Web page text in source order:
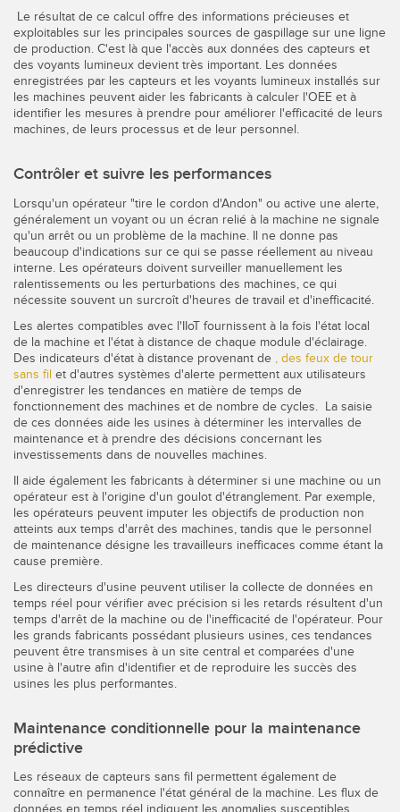
Le résultat de ce calcul offre des informations précieuses et
exploitables sur les principales sources de gaspillage sur une ligne
de production. C'est là que l'accès aux données des capteurs et
des voyants lumineux devient très important. Les données
enregistrées par les capteurs et les voyants lumineux installés sur
les machines peuvent aider les fabricants à calculer l'OEE et à
identifier les mesures à prendre pour améliorer l'efficacité de leurs
machines, de leurs processus et de leur personnel.
Contrôler et suivre les performances
Lorsqu'un opérateur "tire le cordon d'Andon" ou active une alerte,
généralement un voyant ou un écran relié à la machine ne signale
qu'un arrêt ou un problème de la machine. Il ne donne pas
beaucoup d'indications sur ce qui se passe réellement au niveau
interne. Les opérateurs doivent surveiller manuellement les
ralentissements ou les perturbations des machines, ce qui
nécessite souvent un surcroît d'heures de travail et d'inefficacité.
Les alertes compatibles avec l'IIoT fournissent à la fois l'état local
de la machine et l'état à distance de chaque module d'éclairage.
Des indicateurs d'état à distance provenant de , des feux de tour
sans fil et d'autres systèmes d'alerte permettent aux utilisateurs
d'enregistrer les tendances en matière de temps de
fonctionnement des machines et de nombre de cycles. La saisie
de ces données aide les usines à déterminer les intervalles de
maintenance et à prendre des décisions concernant les
investissements dans de nouvelles machines.
Il aide également les fabricants à déterminer si une machine ou un
opérateur est à l'origine d'un goulot d'étranglement. Par exemple,
les opérateurs peuvent imputer les objectifs de production non
atteints aux temps d'arrêt des machines, tandis que le personnel
de maintenance désigne les travailleurs inefficaces comme étant la
cause première.
Les directeurs d'usine peuvent utiliser la collecte de données en
temps réel pour vérifier avec précision si les retards résultent d'un
temps d'arrêt de la machine ou de l'inefficacité de l'opérateur. Pour
les grands fabricants possédant plusieurs usines, ces tendances
peuvent être transmises à un site central et comparées d'une
usine à l'autre afin d'identifier et de reproduire les succès des
usines les plus performantes.
Maintenance conditionnelle pour la maintenance
prédictive
Les réseaux de capteurs sans fil permettent également de
connaître en permanence l'état général de la machine. Les flux de